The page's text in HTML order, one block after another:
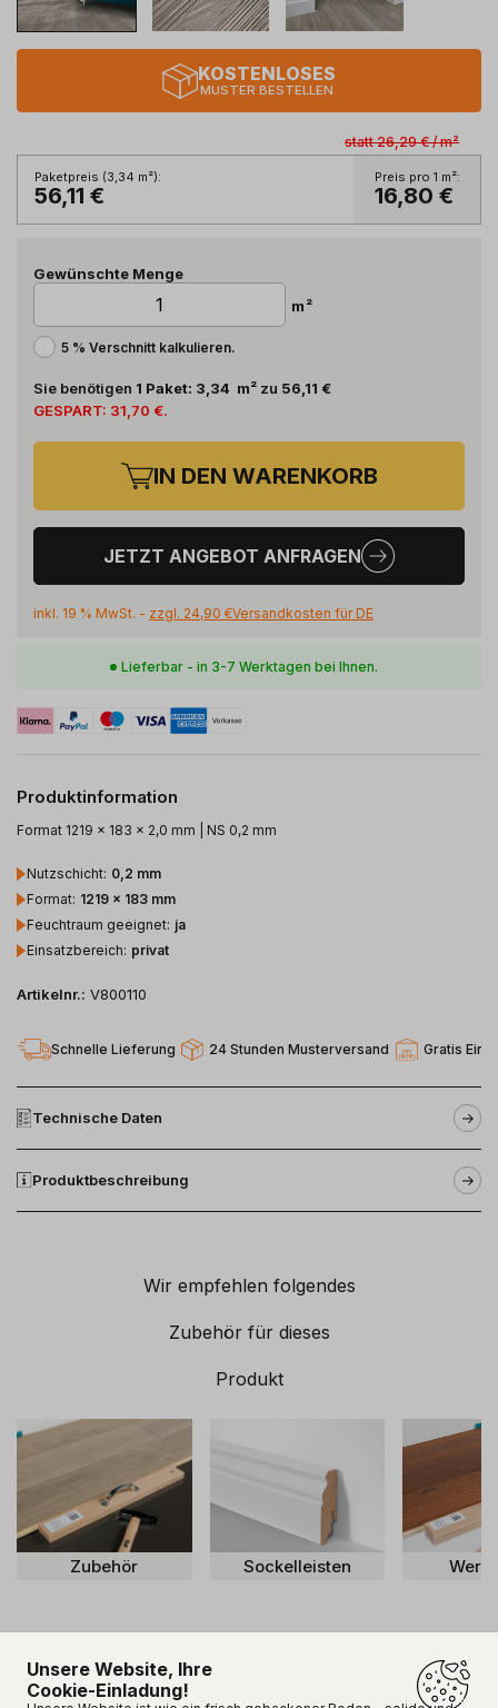
Unsere Website, Ihre
Cookie-Einladung!
KOSTENLOSES
MUSTER BESTELLEN
statt26,29 €/m²
Paketpreis (3,34 m²):
56,11 €
Preis pro 1 m²:
16,80 €
Gewünschte Menge
m²
5 % Verschnitt kalkulieren.
Sie benötigen 1 Paket: 3,34 m² zu 56,11 €
GESPART: 31,70 €.
IN DEN WARENKORB
JETZT ANGEBOT ANFRAGEN
inkl. 19 % MwSt. - zzgl. 24,90 €Versandkosten für DE
Lieferbar - in 3-7 Werktagen bei Ihnen.
Produktinformation
Format 1219 x 183 x 2,0 mm | NS 0,2 mm
Nutzschicht: 0,2 mm
Format: 1219 x 183 mm
Feuchtraum geeignet: ja
Einsatzbereich: privat
Artikelnr.: V800110
Schnelle Lieferung 24 Stunden Musterversand Gratis
Technische Daten
Produktbeschreibung
Wir empfehlen folgendes
Zubehör für dieses
Produkt
Zubehör Sockelleisten
Unsere Kunden sind